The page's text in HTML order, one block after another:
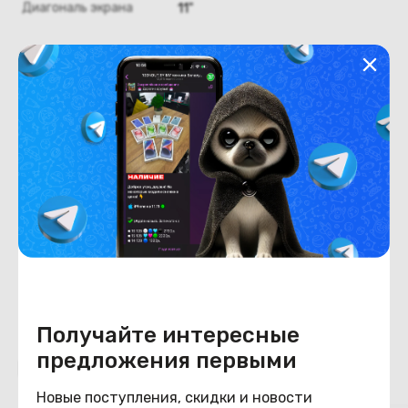
Получайте интересные
предложения первыми
Новые поступления, скидки и новости
Диагональ экрана 11"
Оперативная память
Оперативная память 8
Хранение данных
Емкость накопителя 256
Конструкция
Цвет фиолетовый
Похожие товары